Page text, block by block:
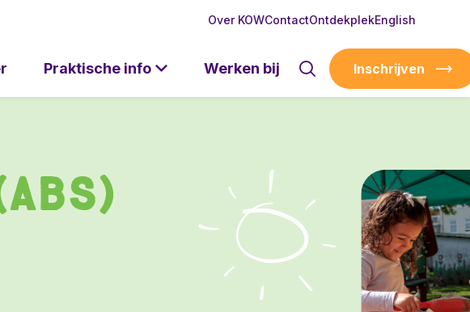
Over KOWContactOntdekplekEnglish
Praktische info Werken bij Inschrijven